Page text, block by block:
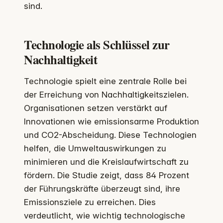
sind.
Technologie als Schlüssel zur
Nachhaltigkeit
Technologie spielt eine zentrale Rolle bei
der Erreichung von Nachhaltigkeitszielen.
Organisationen setzen verstärkt auf
Innovationen wie emissionsarme Produktion
und CO2-Abscheidung. Diese Technologien
helfen, die Umweltauswirkungen zu
minimieren und die Kreislaufwirtschaft zu
fördern. Die Studie zeigt, dass 84 Prozent
der Führungskräfte überzeugt sind, ihre
Emissionsziele zu erreichen. Dies
verdeutlicht, wie wichtig technologische